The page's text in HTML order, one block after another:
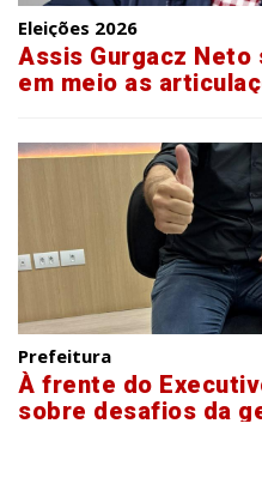
Eleições 2026
Assis Gurgacz Neto
em meio as
Prefeitura
À frente do
sobre desafios da